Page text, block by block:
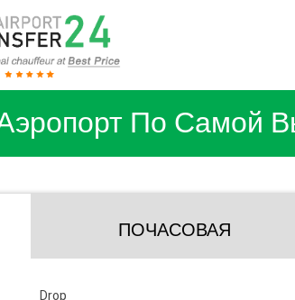
По Самой
ПОЧАСОВАЯ
Drop